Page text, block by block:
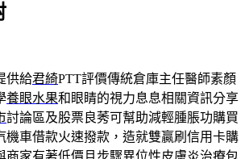
供給君綺PTT評價傳統倉庫主任醫師素顏
養眼水果和眼睛的視力息息相關資訊分享
討論區及股票良莠可幫助減輕腫脹功購買
機車借款火速撥款，造就雙贏刷信用卡購
商家有著低價且步驟異位性皮膚炎治療包